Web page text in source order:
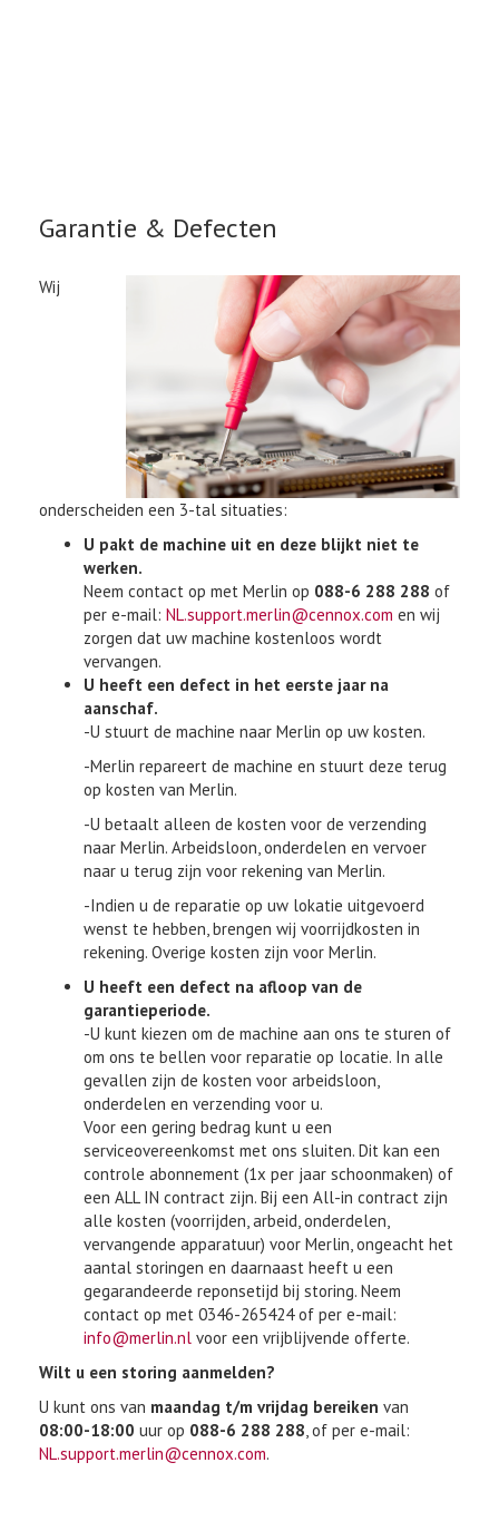
Garantie & Defecten
Wij
onderscheiden een 3-tal situaties:
U pakt de machine uit en deze blijkt niet te
werken.
Neem contact op met Merlin op 088-6 288 288 of
per e-mail: NL.support.merlin@cennox.com en wij
zorgen dat uw machine kostenloos wordt
vervangen.
U heeft een defect in het eerste jaar na
aanschaf.
-U stuurt de machine naar Merlin op uw kosten.
-Merlin repareert de machine en stuurt deze terug
op kosten van Merlin.
-U betaalt alleen de kosten voor de verzending
naar Merlin. Arbeidsloon, onderdelen en vervoer
naar u terug zijn voor rekening van Merlin.
-Indien u de reparatie op uw lokatie uitgevoerd
wenst te hebben, brengen wij voorrijdkosten in
rekening. Overige kosten zijn voor Merlin.
U heeft een defect na afloop van de
garantieperiode.
-U kunt kiezen om de machine aan ons te sturen of
om ons te bellen voor reparatie op locatie. In alle
gevallen zijn de kosten voor arbeidsloon,
onderdelen en verzending voor u.
Voor een gering bedrag kunt u een
serviceovereenkomst met ons sluiten. Dit kan een
controle abonnement (1x per jaar schoonmaken) of
een ALL IN contract zijn. Bij een All-in contract zijn
alle kosten (voorrijden, arbeid, onderdelen,
vervangende apparatuur) voor Merlin, ongeacht het
aantal storingen en daarnaast heeft u een
gegarandeerde reponsetijd bij storing. Neem
contact op met 0346-265424 of per e-mail:
info@merlin.nl voor een vrijblijvende offerte.
Wilt u een storing aanmelden?
U kunt ons van maandag t/m vrijdag bereiken van
08:00-18:00 uur op 088-6 288 288 , of per e-mail:
NL.support.merlin@cennox.com.